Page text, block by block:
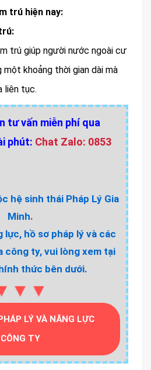
trú hiện nay:
trú giúp người nước ngoài cư
khoảng thời gian dài mà
liên tục.
tư vấn miễn phí qua
phút: Chat Zalo: 0853
hệ sinh thái Pháp Lý Gia
Minh.
lực, hồ sơ pháp lý và các
công ty, vui lòng xem tại
thức bên dưới.
LÝ VÀ NĂNG LỰC
CÔNG TY